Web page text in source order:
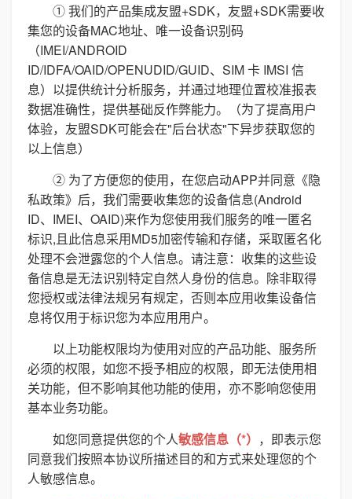
① 我们的产品集成友盟+SDK，友盟+SDK需要收
集您的设备MAC地址、唯一设备识别码
（IMEI/ANDROID
ID/IDFA/OAID/OPENUDID/GUID、SIM 卡 IMSI 信
息）以提供统计分析服务，并通过地理位置校准报表
数据准确性，提供基础反作弊能力。（为了提高用户
体验，友盟SDK可能会在"后台状态"下异步获取您的
以上信息）
② 为了方便您的使用，在您启动APP并同意《隐
私政策》后，我们需要收集您的设备信息(Android
ID、IMEI、OAID)来作为您使用我们服务的唯一匿名
标识,且此信息采用MD5加密传输和存储，采取匿名化
处理不会泄露您的个人信息。请注意：收集的这些设
备信息是无法识别特定自然人身份的信息。除非取得
您授权或法律法规另有规定，否则本应用收集设备信
息将仅用于标识您为本应用用户。
以上功能权限均为使用对应的产品功能、服务所
必须的权限，如您不授予相应的权限，即无法使用相
关功能，但不影响其他功能的使用，亦不影响您使用
基本业务功能。
如您同意提供您的个人敏感信息（*） ，即表示您
同意我们按照本协议所描述目的和方式来处理您的个
人敏感信息。